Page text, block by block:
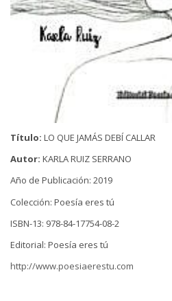
Título: LO QUE JAMÁS DEBÍ CALLAR
Autor: KARLA RUIZ SERRANO
Año de Publicación: 2019
Colección: Poesía eres tú
ISBN-13: 978-84-17754-08-2
Editorial: Poesía eres tú
http://www.poesiaerestu.com